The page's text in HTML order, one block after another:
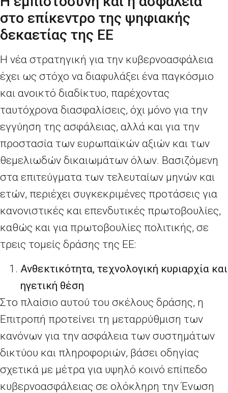
στο επίκεντρο της ψηφιακής
δεκαετίας της ΕΕ
Η νέα στρατηγική για την κυβερνοασφάλεια
έχει ως στόχο να διαφυλάξει ένα παγκόσμιο
και ανοικτό διαδίκτυο, παρέχοντας
ταυτόχρονα διασφαλίσεις, όχι μόνο για την
εγγύηση της ασφάλειας, αλλά και για την
προστασία των ευρωπαϊκών αξιών και των
θεμελιωδών δικαιωμάτων όλων. Βασιζόμενη
στα επιτεύγματα των τελευταίων μηνών και
ετών, περιέχει συγκεκριμένες προτάσεις για
κανονιστικές και επενδυτικές πρωτοβουλίες,
καθώς και για πρωτοβουλίες πολιτικής, σε
τρεις τομείς δράσης της ΕΕ:
Ανθεκτικότητα, τεχνολογική κυριαρχία και
ηγετική θέση
Στο πλαίσιο αυτού του σκέλους δράσης, η
Επιτροπή προτείνει τη μεταρρύθμιση των
κανόνων για την ασφάλεια των συστημάτων
δικτύου και πληροφοριών, βάσει οδηγίας
σχετικά με μέτρα για υψηλό κοινό επίπεδο
κυβερνοασφάλειας σε ολόκληρη την Ένωση